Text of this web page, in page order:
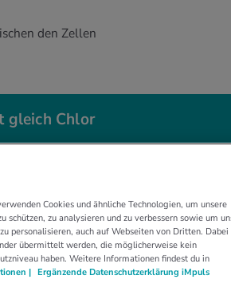
gleich Chlor
Cl⁻):lebenswichtiger Mineralstoff
den Zellen
Chlorid im Körper
Cookies und ähnliche Technologien, um unsere
schützen, zu analysieren und zu verbessern sowie um
personalisieren, auch auf Webseiten von Dritten. Dabei
übermittelt werden, die möglicherweise kein
haben. Weitere Informationen findest du in
| Ergänzende Datenschutzerklärung iMpuls